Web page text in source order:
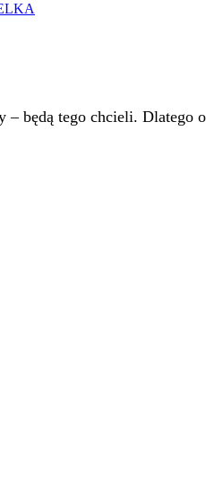
będą tego chcieli. Dlatego